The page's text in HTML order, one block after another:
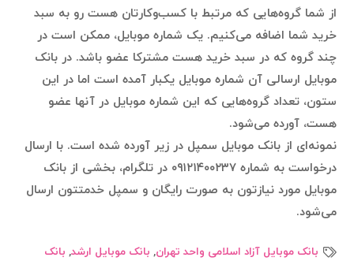
از شما گروه‌هایی که مرتبط با کسب‌وکارتان هست رو به سبد
خرید شما اضافه می‌کنیم. یک شماره موبایل، ممکن است در
چند گروه که در سبد خرید هست مشترکا عضو باشد. در بانک
موبایل ارسالی آن شماره موبایل یکبار آمده است اما در این
ستون،‌ تعداد گروه‌هایی که این شماره موبایل در آنها عضو
هست، آورده می‌شود.
نمونه‌ای از بانک موبایل سمپل در زیر آورده شده است. با ارسال
درخواست به شماره ۰۹۱۲۱۴۰۰۲۳۷ در تلگرام، بخشی از بانک
موبایل مورد نیازتون به صورت رایگان و سمپل خدمتتون ارسال
می‌شود.
بانک موبایل آزاد اسلامی واحد تهران, بانک موبایل ارشد, بانک